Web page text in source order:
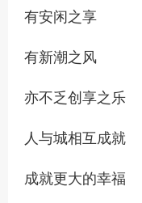
有安闲之享
有新潮之风
亦不乏创享之乐
人与城相互成就
成就更大的幸福